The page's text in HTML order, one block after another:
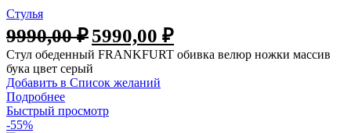
Стулья
9990,00₽5990,00 ₽
Стул обеденный FRANKFURT обивка велюр ножки массив
бука цвет серый
Добавить в Список желаний
Подробнее
Быстрый просмотр
-55%